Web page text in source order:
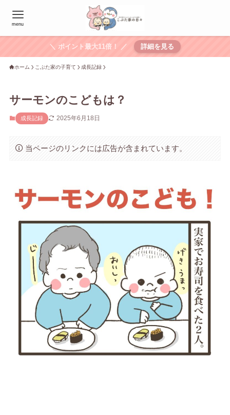
menu
＼ ポイント最大11倍！ ／ 詳細を見る
ホーム こぶた家の子育て 成長記録
サーモンのこどもは？
成長記録 2025年6月18日
当ページのリンクには広告が含まれています。